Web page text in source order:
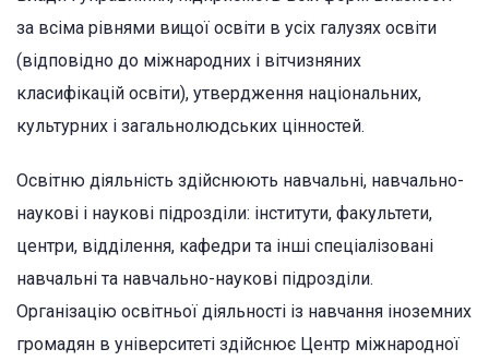
за всіма рівнями вищої освіти в усіх галузях освіти
(відповідно до міжнародних і вітчизняних
класифікацій освіти), утвердження національних,
культурних і загальнолюдських цінностей.
Освітню діяльність здійснюють навчальні, навчально-
наукові і наукові підрозділи: інститути, факультети,
центри, відділення, кафедри та інші спеціалізовані
навчальні та навчально-наукові підрозділи.
Організацію освітньої діяльності із навчання іноземних
громадян в університеті здійснює Центр міжнародної